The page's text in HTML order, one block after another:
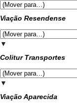
Viação Resendense
▼
Colitur Transportes
▼
Viação Aparecida